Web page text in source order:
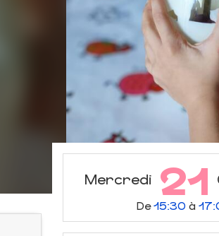
Mercredi 21
De15:30 à